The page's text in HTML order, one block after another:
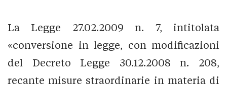
La Legge 27.02.2009 n. 7, intitolata
«conversione in legge, con modificazioni
del Decreto Legge 30.12.2008 n. 208,
recante misure straordinarie in materia di